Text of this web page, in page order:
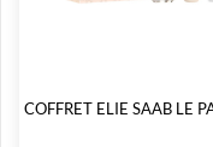
COFFRET ELIE SAAB LE